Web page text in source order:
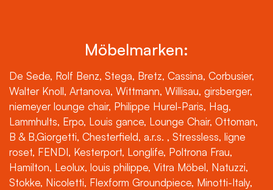
Möbelmarken:
De Sede, Rolf Benz, Stega, Bretz, Cassina, Corbusier,
Walter Knoll, Artanova, Wittmann, Willisau, girsberger,
niemeyer lounge chair, Philippe Hurel-Paris, Hag,
Lammhults, Erpo, Louis gance, Lounge Chair, Ottoman,
B & B,Giorgetti, Chesterfield, a.r.s. , Stressless, ligne
roset, FENDI, Kesterport, Longlife, Poltrona Frau,
Hamilton, Leolux, louis philippe, Vitra Möbel, Natuzzi,
Stokke, Nicoletti, Flexform Groundpiece, Minotti-Italy,